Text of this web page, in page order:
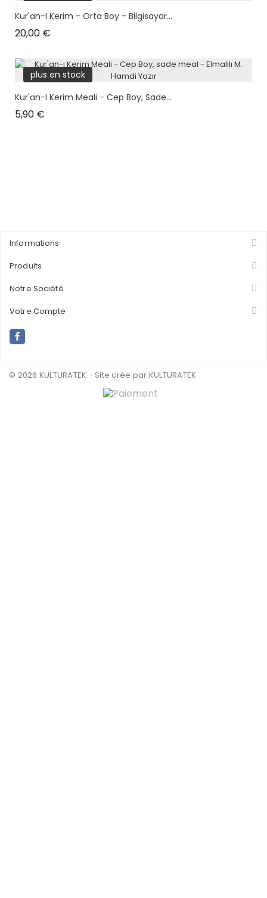
Kur'an-I Kerim - Orta Boy - Bilgisayar...
20,00 €
plus en stock
Kur'an-I Kerim Meali - Cep Boy, Sade...
5,90 €
Informations
Produits
Notre Société
Votre Compte
© 2026 KULTURATEK - Site crée par.KULTURATEK